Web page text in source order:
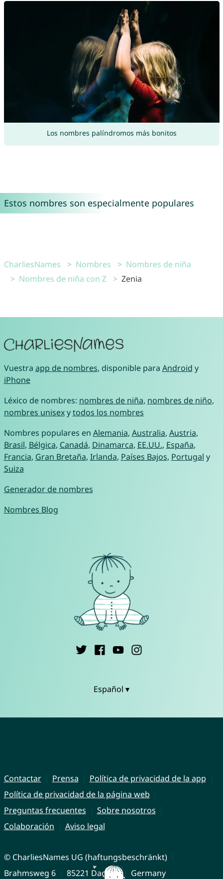
Los nombres palíndromos más bonitos
Estos nombres son especialmente populares
CharliesNames Nombres
Nombres de niña
Nombres de niña con Z
Zenia
Vuestra app de nombres, disponible para Android y
iPhone
Léxico de nombres: nombres de niña, nombres de niño,
nombres unisexytodos los nombres
Nombres populares en Alemania, Australia, Austria,
Brasil, Bélgica, Canadá, Dinamarca, EE.UU., España,
Francia, Gran Bretaña, Irlanda, Países Bajos, Portugal y
Suiza
Generador de nombres
Nombres Blog
Español ▾
Contactar Prensa
Política de privacidad de la app
Política de privacidad de la página web
Preguntas frecuentes
Sobre nosotros
Colaboración
Aviso legal
© CharliesNames UG (haftungsbeschränkt)
Brahmsweg 6
85221 Dachau Germany